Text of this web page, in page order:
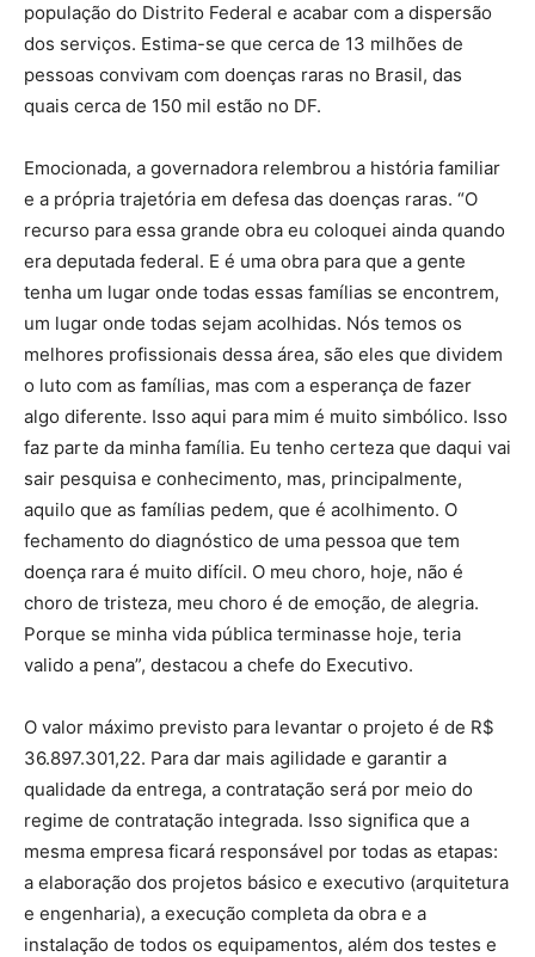
população do Distrito Federal e acabar com a dispersão
dos serviços. Estima-se que cerca de 13 milhões de
pessoas convivam com doenças raras no Brasil, das
quais cerca de 150 mil estão no DF.
Emocionada, a governadora relembrou a história familiar
e a própria trajetória em defesa das doenças raras. “O
recurso para essa grande obra eu coloquei ainda quando
era deputada federal. E é uma obra para que a gente
tenha um lugar onde todas essas famílias se encontrem,
um lugar onde todas sejam acolhidas. Nós temos os
melhores profissionais dessa área, são eles que dividem
o luto com as famílias, mas com a esperança de fazer
algo diferente. Isso aqui para mim é muito simbólico. Isso
faz parte da minha família. Eu tenho certeza que daqui vai
sair pesquisa e conhecimento, mas, principalmente,
aquilo que as famílias pedem, que é acolhimento. O
fechamento do diagnóstico de uma pessoa que tem
doença rara é muito difícil. O meu choro, hoje, não é
choro de tristeza, meu choro é de emoção, de alegria.
Porque se minha vida pública terminasse hoje, teria
valido a pena”, destacou a chefe do Executivo.
O valor máximo previsto para levantar o projeto é de R$
36.897.301,22. Para dar mais agilidade e garantir a
qualidade da entrega, a contratação será por meio do
regime de contratação integrada. Isso significa que a
mesma empresa ficará responsável por todas as etapas:
a elaboração dos projetos básico e executivo (arquitetura
e engenharia), a execução completa da obra e a
instalação de todos os equipamentos, além dos testes e